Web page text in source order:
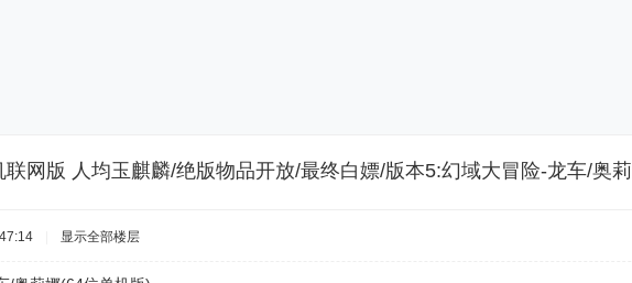
网版 人均玉麒麟/绝版物品开放/最终白嫖/版本5:幻域大冒险-龙车/奥莉
显示全部楼层